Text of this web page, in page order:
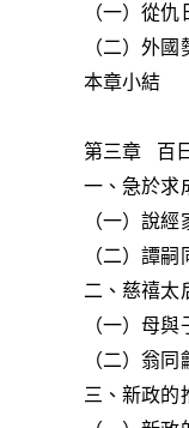
（一）從仇
（二）外
本章小結
第三章 百
一、急於求
（一）說
（二）譚嗣
二、慈禧太
（一）母與
（二）翁
三、新政的